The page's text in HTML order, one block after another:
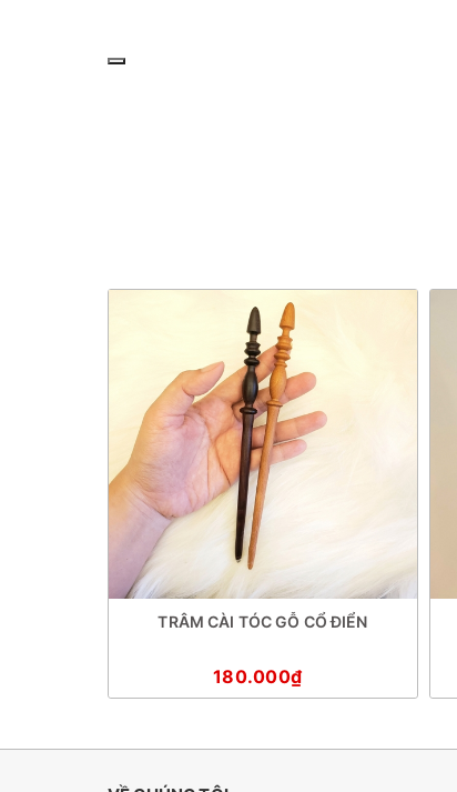
TRÂM CÀI TÓC GỖ CỔ ĐIỂN
180.000₫